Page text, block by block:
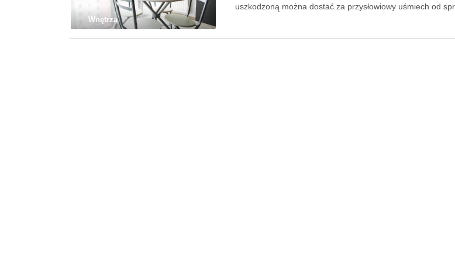
Wnętrza
uszkodzoną można dostać za przysłowiowy uśmiech od